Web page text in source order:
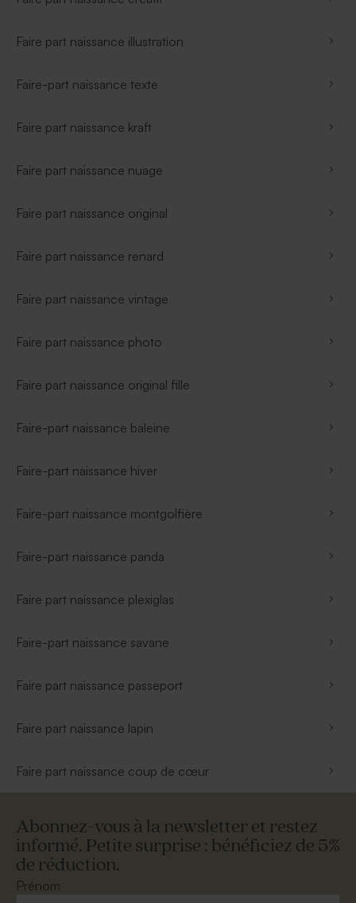
Faire part naissance illustration
Faire-part naissance texte
Faire part naissance kraft
Faire part naissance nuage
Faire part naissance original
Faire part naissance renard
Faire part naissance vintage
Faire part naissance photo
Faire part naissance original fille
Faire-part naissance baleine
Faire-part naissance hiver
Faire-part naissance montgolfière
Faire-part naissance panda
Faire part naissance plexiglas
Faire-part naissance savane
Faire part naissance passeport
Faire part naissance lapin
Faire part naissance coup de cœur
Abonnez-vous à la newsletter et restez
informé. Petite surprise : bénéficiez de 5%
de réduction.
Prénom